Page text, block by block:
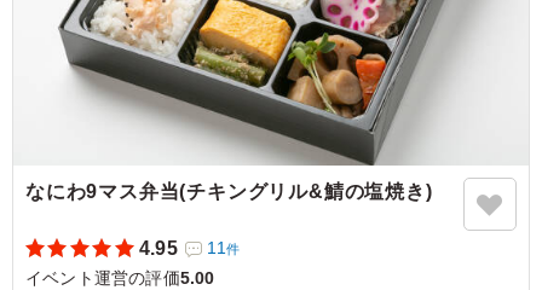
なにわ9マス弁当(チキングリル&鯖の塩焼き)
4.95 11件
イベント運営の評価5.00